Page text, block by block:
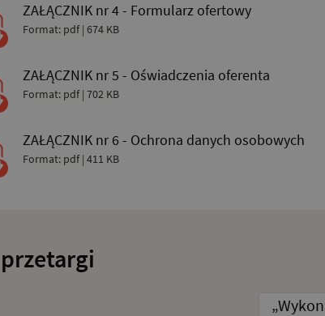
ZAŁĄCZNIK nr 4 - Formularz ofertowy
Format: pdf | 674 KB
ZAŁĄCZNIK nr 5 - Oświadczenia oferenta
Format: pdf | 702 KB
ZAŁĄCZNIK nr 6 - Ochrona danych osobowych
Format: pdf | 411 KB